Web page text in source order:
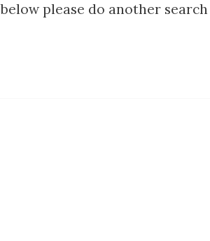
please do another search